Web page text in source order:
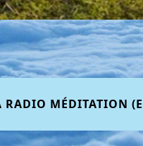
RADIO MÉDITATION